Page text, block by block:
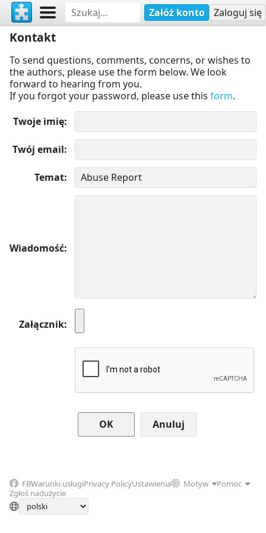
Załóż konto Zaloguj się
Kontakt
To send questions, comments, concerns, or wishes to
the authors, please use the form below. We look
forward to hearing from you.
If you forgot your password, please use this form.
Twoje imię
Twój email
Temat
Wiadomość
Załącznik
Anuluj
FBWarunki usługiPrivacy PolicyUstawienia Motyw
Pomoc
Zgłoś nadużycie